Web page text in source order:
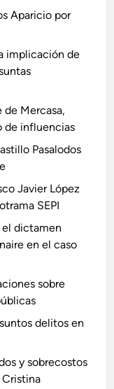
Aparicio por
implicación de
de Mercasa,
de influencias
Pasalodos
Javier López
SEPI
el dictamen
en el caso
sobre
delitos en
y sobrecostos
Cristina